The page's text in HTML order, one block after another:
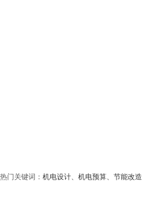
热门关键词： 机电设计、机电预算、节能改造